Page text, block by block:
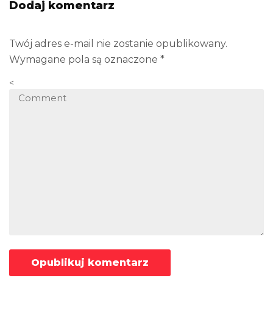
Dodaj komentarz
Twój adres e-mail nie zostanie opublikowany.
Wymagane pola są oznaczone *
<